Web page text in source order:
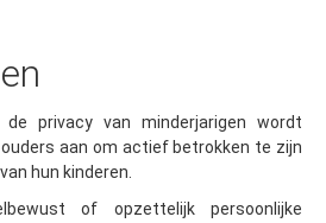
privacy van minderjarigen wordt
aan om actief betrokken te zijn
hun kinderen.
of opzettelijk persoonlijke